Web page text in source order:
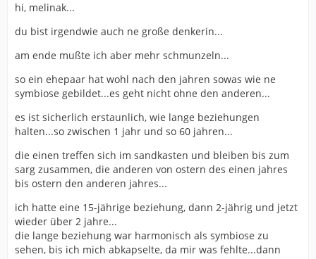
hi, melinak...
du bist irgendwie auch ne große denkerin...
am ende mußte ich aber mehr schmunzeln...
so ein ehepaar hat wohl nach den jahren sowas wie ne
symbiose gebildet...es geht nicht ohne den anderen...
es ist sicherlich erstaunlich, wie lange beziehungen
halten...so zwischen 1 jahr und so 60 jahren...
die einen treffen sich im sandkasten und bleiben bis zum
sarg zusammen, die anderen von ostern des einen jahres
bis ostern den anderen jahres...
ich hatte eine 15-jährige beziehung, dann 2-jährig und jetzt
wieder über 2 jahre...
die lange beziehung war harmonisch als symbiose zu
sehen, bis ich mich abkapselte, da mir was fehlte...dann